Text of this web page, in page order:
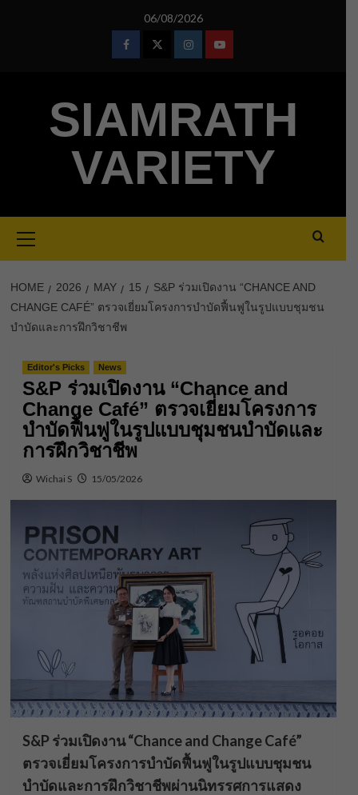
06/08/2026
FacebookTwitterInstagramYoutube
SIAMRATH
VARIETY
Menu
HOME 2026 MAY 15
S&P ร่วมเปิดงาน “CHANCE AND
CHANGE CAFÉ” ตรวจเยี่ยมโครงการบำบัดฟื้นฟูในรูปแบบชุมชน
บำบัดและการฝึกวิชาชีพ
Editor's Picks News
S&P ร่วมเปิดงาน “Chance and
Change Café” ตรวจเยี่ยมโครงการ
บำบัดฟื้นฟูในรูปแบบชุมชนบำบัดและ
การฝึกวิชาชีพ
Wichai S 15/05/2026
S&P ร่วมเปิดงาน “Chance and Change Café”
ตรวจเยี่ยมโครงการบำบัดฟื้นฟูในรูปแบบชุมชน
บำบัดและการฝึกวิชาชีพผ่านนิทรรศการแสดง